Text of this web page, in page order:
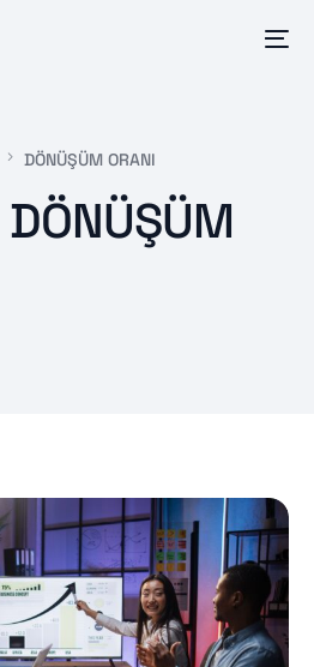
DÖNÜŞÜM ORANI
DÖNÜŞÜM